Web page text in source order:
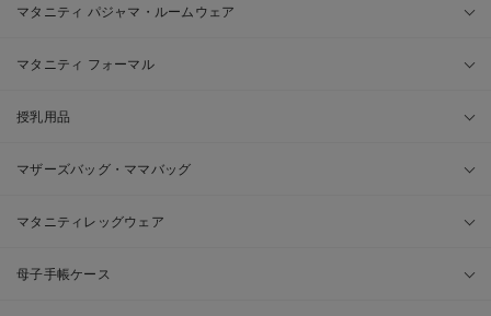
マタニティ パジャマ・ルームウェア
マタニティ フォーマル
授乳用品
マザーズバッグ・ママバッグ
マタニティレッグウェア
母子手帳ケース